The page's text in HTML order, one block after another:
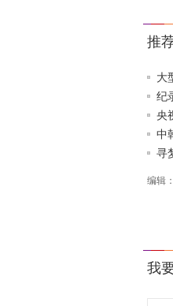
推
大
纪
央
中
寻
编辑